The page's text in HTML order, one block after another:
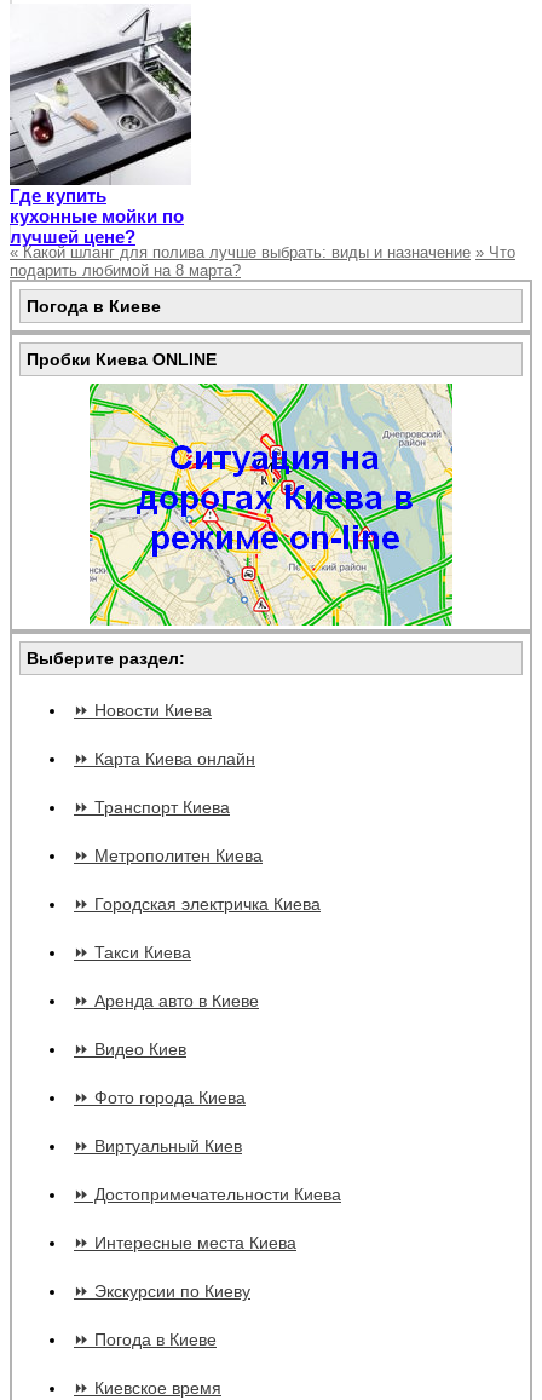
Где купить
кухонные мойки по
лучшей цене?
« Какой шланг для полива лучше выбрать: виды и назначение » Что
подарить любимой на 8 марта?
Погода в Киеве
Пробки Киева ONLINE
Выберите раздел:
⏩ Новости Киева
⏩ Карта Киева онлайн
⏩ Транспорт Киева
⏩ Метрополитен Киева
⏩ Городская электричка Киева
⏩ Такси Киева
⏩ Аренда авто в Киеве
⏩ Видео Киев
⏩ Фото города Киева
⏩ Виртуальный Киев
⏩ Достопримечательности Киева
⏩ Интересные места Киева
⏩ Экскурсии по Киеву
⏩ Погода в Киеве
⏩ Киевское время